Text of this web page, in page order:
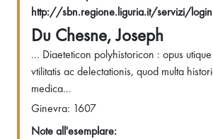
http://sbn.regione.liguria.it/servizi/
Du Chesne, Joseph
... Diaeteticon polyhistoricon : opus
vtilitatis ac delectationis, quod multa
medica...
Ginevra: 1607
Note all'esemplare: